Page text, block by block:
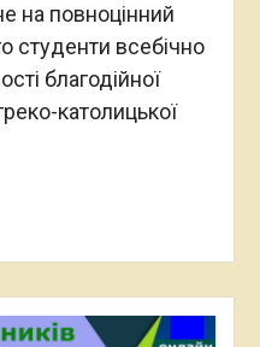
на повноцінний
студенти всебічно
благодійної
католицької